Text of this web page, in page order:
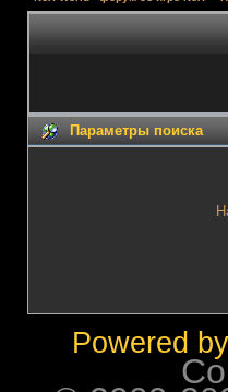
Параметры поиска
Powered